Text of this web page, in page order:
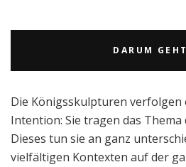
DARUM
Die Königsskulpturen verfolgen
Intention: Sie tragen das Thema
Dieses tun sie an ganz
vielfältigen Kontexten auf der